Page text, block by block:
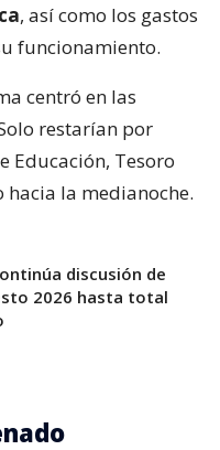
, así como los gastos
funcionamiento.
centró en las
restarían por
Educación, Tesoro
la medianoche.
discusión de
2026 hasta total